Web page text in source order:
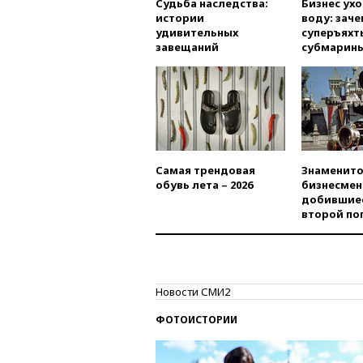
Судьба наследства:
истории
удивительных
завещаний
Бизнес
воду:
Самая трендовая
обувь лета – 2026
второй
Новости СМИ2
ФОТОИСТОРИИ